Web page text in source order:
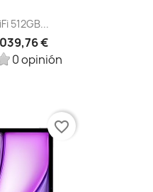
512GB...
€
0 opinión
favorite_border